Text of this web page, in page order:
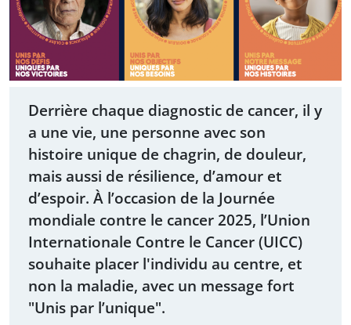
Derrière chaque diagnostic de cancer, il y
a une vie, une personne avec son
histoire unique de chagrin, de douleur,
mais aussi de résilience, d’amour et
d’espoir. À l’occasion de la Journée
mondiale contre le cancer 2025, l’Union
Internationale Contre le Cancer (UICC)
souhaite placer l'individu au centre, et
non la maladie, avec un message fort
"Unis par l’unique".